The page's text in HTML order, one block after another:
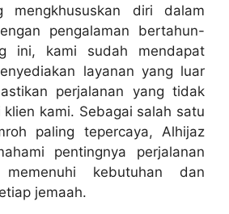
mengkhususkan diri dalam
pengalaman bertahun-
ini, kami sudah mendapat
layanan yang luar
perjalanan yang tidak
kami. Sebagai salah satu
paling tepercaya, Alhijaz
pentingnya perjalanan
kebutuhan dan
jemaah.